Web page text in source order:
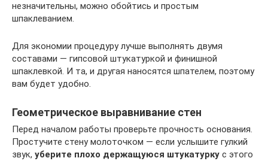
незначительны, можно обойтись и простым
шпаклеванием.
Для экономии процедуру лучше выполнять двумя
составами — гипсовой штукатуркой и финишной
шпаклевкой. И та, и другая наносятся шпателем, поэтому
вам будет удобно.
Геометрическое выравнивание стен
Перед началом работы проверьте прочность основания.
Простучите стену молоточком — если услышите гулкий
звук, уберите плохо держащуюся штукатурку с этого